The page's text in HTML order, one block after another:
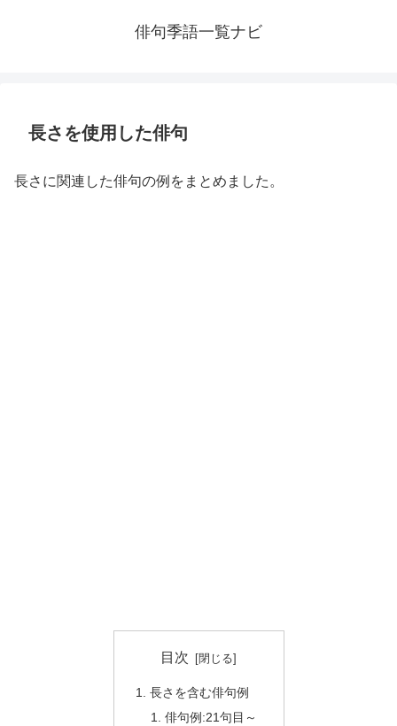
俳句季語一覧ナビ
長さを使用した俳句
長さに関連した俳句の例をまとめました。
目次
長さを含む俳句例
俳句例:21句目～